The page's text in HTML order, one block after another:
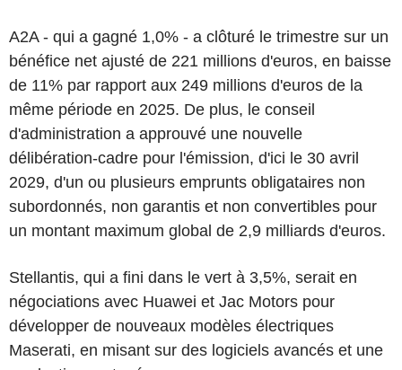
A2A - qui a gagné 1,0% - a clôturé le trimestre sur un
bénéfice net ajusté de 221 millions d'euros, en baisse
de 11% par rapport aux 249 millions d'euros de la
même période en 2025. De plus, le conseil
d'administration a approuvé une nouvelle
délibération-cadre pour l'émission, d'ici le 30 avril
2029, d'un ou plusieurs emprunts obligataires non
subordonnés, non garantis et non convertibles pour
un montant maximum global de 2,9 milliards d'euros.
Stellantis, qui a fini dans le vert à 3,5%, serait en
négociations avec Huawei et Jac Motors pour
développer de nouveaux modèles électriques
Maserati, en misant sur des logiciels avancés et une